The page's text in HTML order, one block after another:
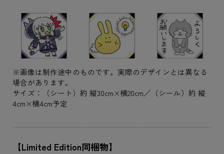
※画像は制作途中のものです。実際のデザインとは異なる
場合があります。
サイズ：（シート）約 縦30cm×横20cm／（シール）約 縦
4cm×横4cm予定
【Limited Edition同梱物】